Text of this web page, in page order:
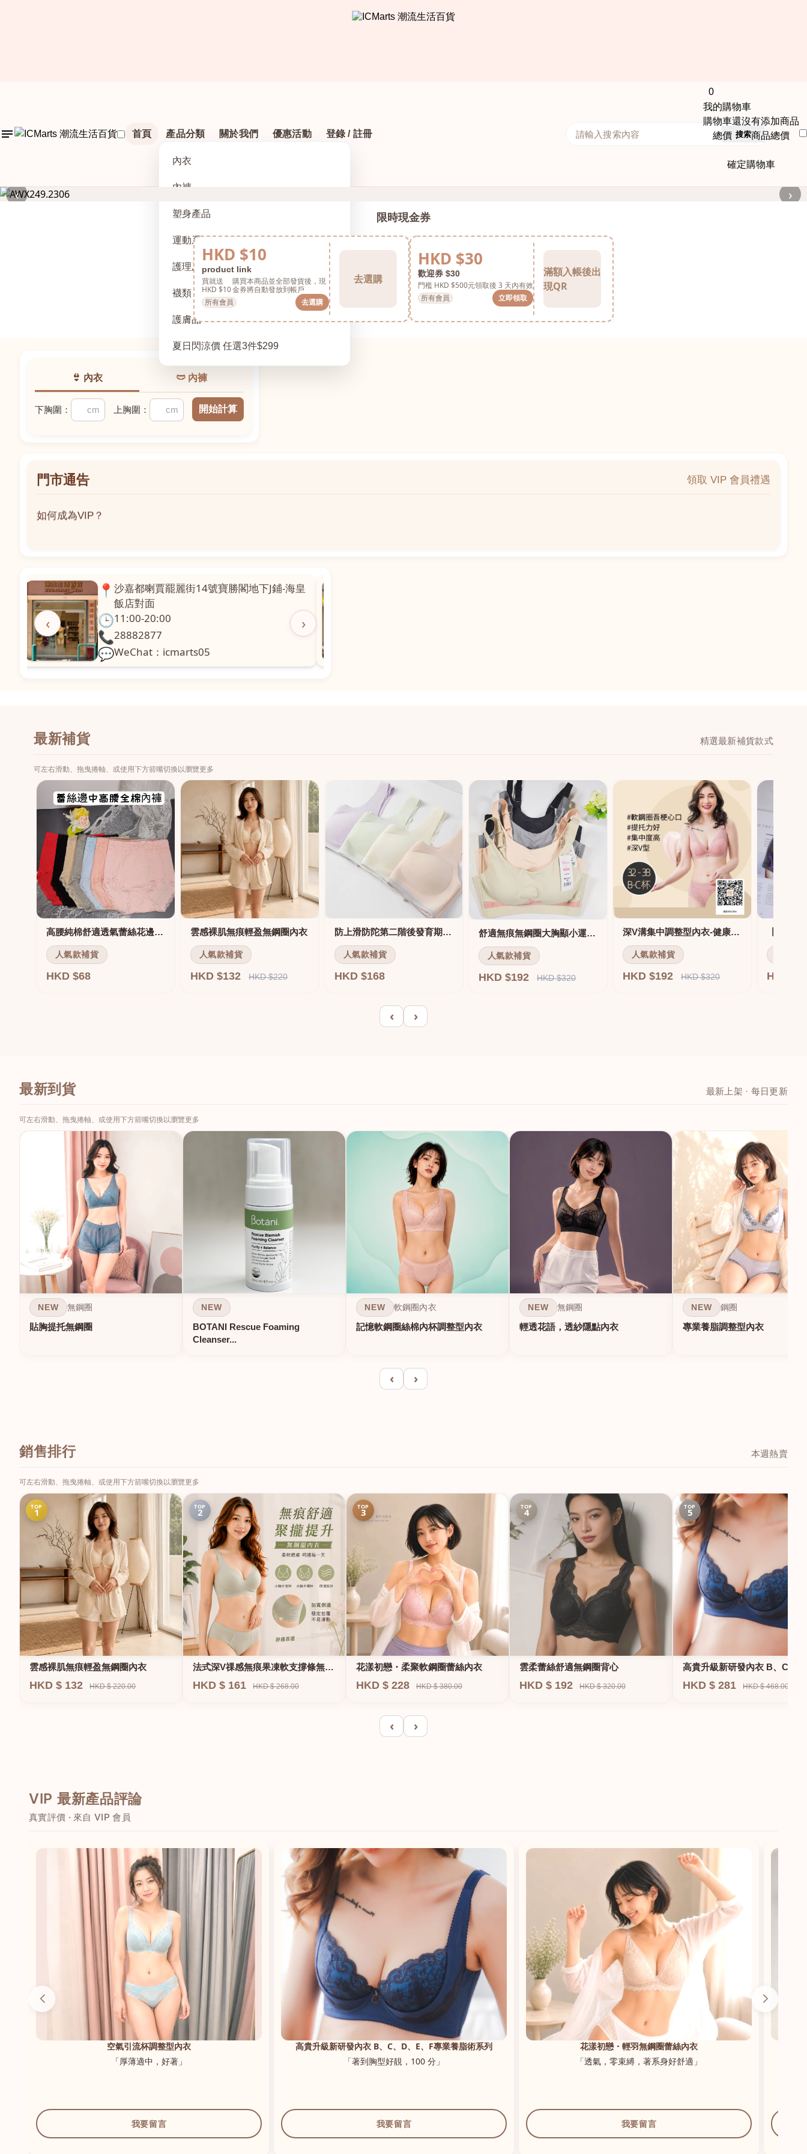
首頁 產品分類
內衣
內褲
塑身產品
運動系列
護理及配件
襪類
護膚品
夏日閃涼價 任選3件$299
關於我們 優惠活動 登錄 / 註冊
0
我的購物車
購物車還沒有添加商品
總價： 商品總價
確定購物車
搜索
‹ ›
限時現金券
HKD $10
product link
買就送
HKD $10
購買本商品並全部發貨後，現
金券將自動發放到帳戶
所有會員
去選購
去選購
HKD $30
歡迎券 $30
門檻 HKD $500元領取後 3 天內有效
所有會員
立即領取
滿額入帳後出
現QR
👙 內衣 🩲 內褲
下胸圍： 上胸圍： 開始計算
門市通告
領取 VIP 會員禮遇
如何成為VIP？
‹ ›
📍澳門啤利喇街121號珍興樓L1舖 粵華廣場對
面
🕒11:00-20:00
📞28331971
💬WeChat：icmarts02
最新補貨 精選最新補貨款式
可左右滑動、拖曳捲軸、或使用下方箭嘴切換以瀏覽更多
高腰純棉舒適透氣蕾絲花邊三角褲
人氣款補貨
HKD $68
雲感裸肌無痕輕盈無鋼圈內衣
人氣款補貨
HKD $132 HKD $220
防上滑防陀第二階後發育期內衣
人氣款補貨
HKD $168
舒適無痕無鋼圈大胸顯小運動內衣
人氣款補貨
HKD $192 HKD $320
深V溝集中調整型內衣-健康軟鋼圈
人氣款補貨
HKD $192 HKD $320 HKD
‹ ›
最新到貨 最新上架 · 每日更新
可左右滑動、拖曳捲軸、或使用下方箭嘴切換以瀏覽更多
NEW 無鋼圈
貼胸提托無鋼圈
NEW
BOTANI Rescue Foaming
Cleanser...
NEW 軟鋼圈內衣
記憶軟鋼圈絲棉內杯調整型內衣
NEW 無鋼圈
輕透花語，透紗隱點內衣
NEW 鋼圈
專業養脂調整型內衣
‹ ›
銷售排行 本週熱賣
可左右滑動、拖曳捲軸、或使用下方箭嘴切換以瀏覽更多
TOP
1
雲感裸肌無痕輕盈無鋼圈內衣
HKD $ 132 HKD $ 220.00
TOP
2
法式深V祼感無痕果凍軟支撐條無鋼
圈內衣
HKD $ 161 HKD $ 268.00
TOP
3
花漾初戀・柔聚軟鋼圈蕾絲內衣
HKD $ 228 HKD $ 380.00
TOP
4
雲柔蕾絲舒適無鋼圈背心
HKD $ 192 HKD $ 320.00
TOP
5
高貴升級新研發內衣 B、C、D
E、F專業養脂術系列
HKD $ 281 HKD $ 468.00
‹ ›
VIP 最新產品評論
真實評價 · 來自 VIP 會員
空氣引流杯調整型內衣
「厚薄適中，好著」
我要留言
高貴升級新研發內衣 B、C、D、E、F專業養脂術系列
「著到胸型好靚，100 分」
我要留言
花漾初戀・輕羽無鋼圈蕾絲內衣
「透氣，零束縛，著系身好舒適」
我要留言